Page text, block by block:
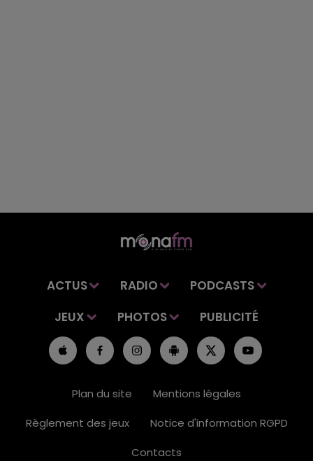
ACTUS RADIO
PODCASTS
JEUX
PHOTOS PUBLICITÉ
Plan du site
Mentions légales
Règlement des jeux
Notice d'information RGPD
Contacts